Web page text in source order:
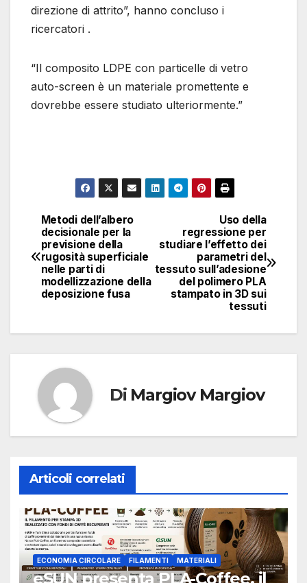
direzione di attrito”, hanno concluso i
ricercatori .
“Il composito LDPE con particelle di vetro
auto-screen è un materiale promettente e
dovrebbe essere studiato ulteriormente.”
Navigazione
articoli
Uso della
regressione per
studiare l’effetto dei
parametri del
tessuto sull’adesione
del polimero PLA
stampato in 3D sui
tessuti
Metodi dell’albero
decisionale per la
previsione della
rugosità superficiale
nelle parti di
modellizzazione della
deposizione fusa
Di Margiov Margiov
Articoli correlati
ECONOMIA CIRCOLARE FILAMENTI MATERIALI
eSUN presenta PLA-Coffee, il